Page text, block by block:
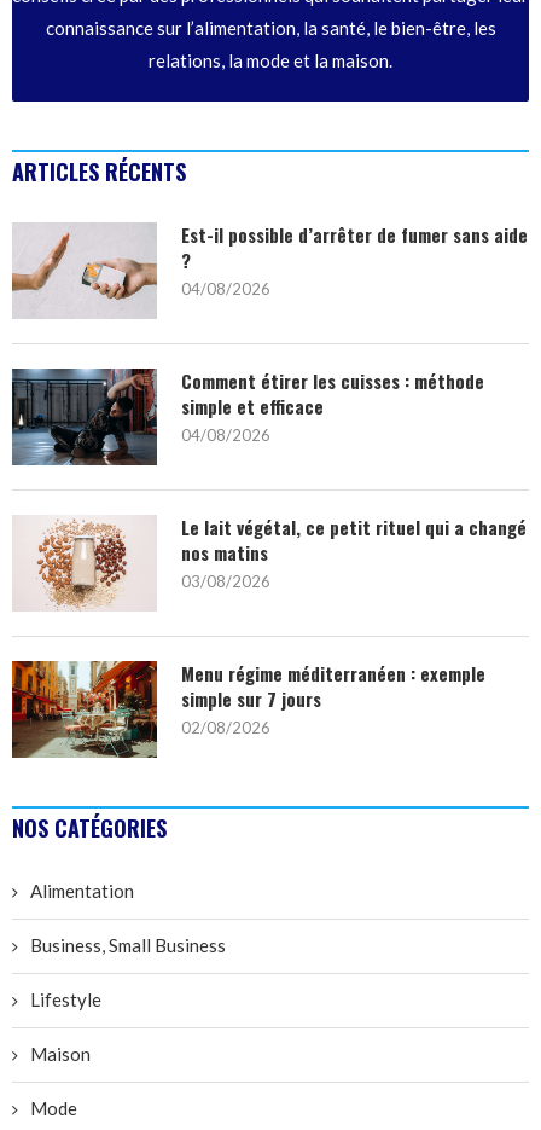
connaissance sur l’alimentation, la santé, le bien-être, les
relations, la mode et la maison.
ARTICLES RÉCENTS
Est-il possible d’arrêter de fumer sans aide
?
04/08/2026
Comment étirer les cuisses : méthode
simple et efficace
04/08/2026
Le lait végétal, ce petit rituel qui a changé
nos matins
03/08/2026
Menu régime méditerranéen : exemple
simple sur 7 jours
02/08/2026
NOS CATÉGORIES
Alimentation
Business, Small Business
Lifestyle
Maison
Mode